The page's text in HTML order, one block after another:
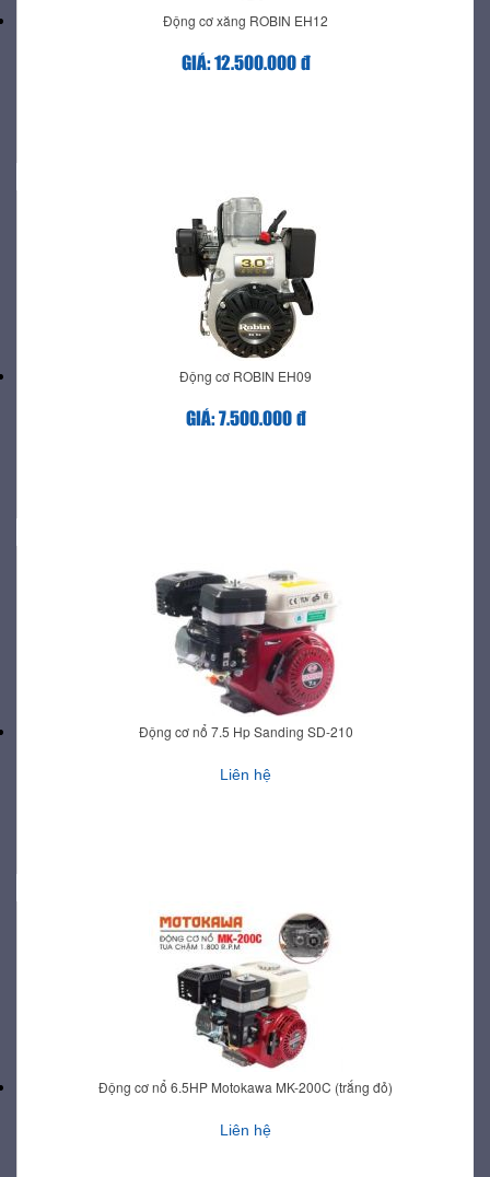
Động cơ xăng ROBIN EH12
GIÁ: 12.500.000 đ
Động cơ ROBIN EH09
GIÁ: 7.500.000 đ
Động cơ nổ 7.5 Hp Sanding SD-210
Liên hệ
Động cơ nổ 6.5HP Motokawa MK-200C (trắng đỏ)
Liên hệ